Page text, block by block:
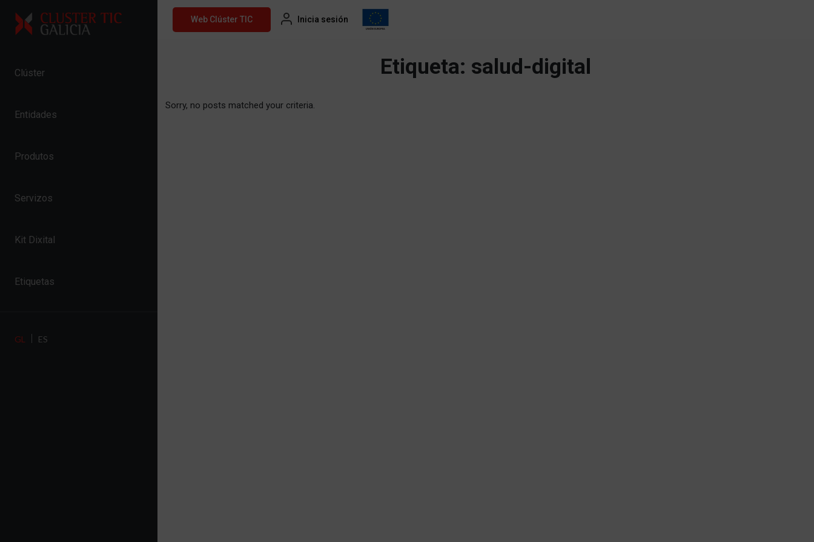
Skip to content
Clúster
Entidades
Produtos
Servizos
Kit Dixital
Etiquetas
GL ES
Web Clúster TIC Inicia sesión
Etiqueta: salud-digital
Sorry, no posts matched your criteria.